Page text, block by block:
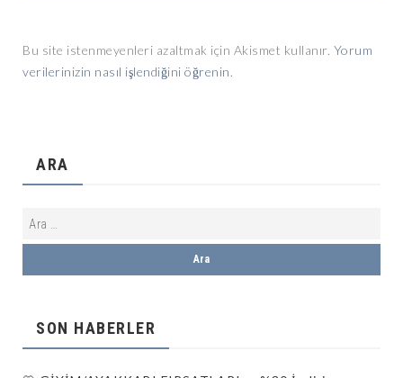
Bu site istenmeyenleri azaltmak için Akismet kullanır. Yorum
verilerinizin nasıl işlendiğini öğrenin.
ARA
SON HABERLER